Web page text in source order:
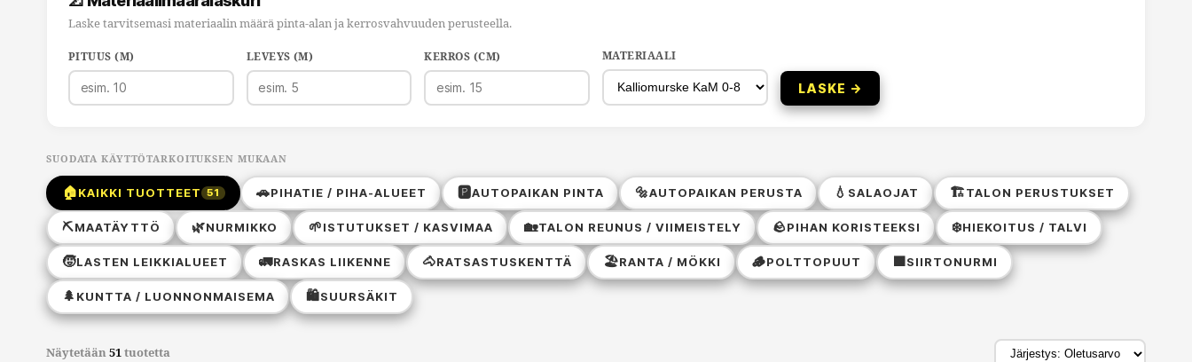
Laske tarvitsemasi materiaalin määrä pinta-alan ja kerrosvahvuuden perusteella.
PITUUS (M) LEVEYS (M) KERROS (CM) MATERIAALI
LASKE →
SUODATA KÄYTTÖTARKOITUKSEN MUKAAN
🏠KAIKKI TUOTTEET 51 🚗PIHATIE / PIHA-ALUEET 🅿️AUTOPAIKAN PINTA 🔩AUTOPAIKAN PERUSTA 💧 SALAOJAT 🏗️TALON PERUSTUKSET
⛏️MAATÄYTTÖ 🌿NURMIKKO 🌱ISTUTUKSET / KASVIMAA 🏡TALON REUNUS / VIIMEISTELY 🪨PIHAN KORISTEEKSI ❄️HIEKOITUS / TALVI
🧒LASTEN LEIKKIALUEET 🚛RASKAS LIIKENNE 🐴RATSASTUSKENTTÄ 🏖️RANTA / MÖKKI 🪵POLTTOPUUT 🟩SIIRTONURMI
🌲 KUNTTA / LUONNONMAISEMA 🛍️SUURSÄKIT
Näytetään51tuotetta